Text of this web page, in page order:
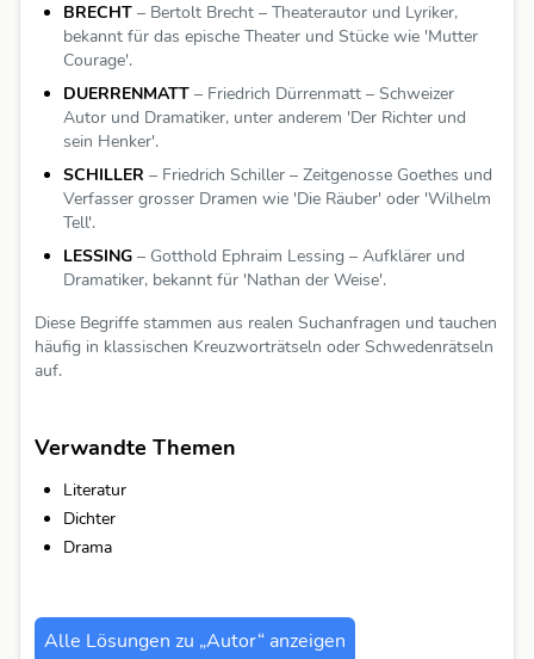
BRECHT – Bertolt Brecht – Theaterautor und Lyriker,
bekannt für das epische Theater und Stücke wie 'Mutter
Courage'.
DUERRENMATT – Friedrich Dürrenmatt – Schweizer
Autor und Dramatiker, unter anderem 'Der Richter und
sein Henker'.
SCHILLER – Friedrich Schiller – Zeitgenosse Goethes und
Verfasser grosser Dramen wie 'Die Räuber' oder 'Wilhelm
Tell'.
LESSING – Gotthold Ephraim Lessing – Aufklärer und
Dramatiker, bekannt für 'Nathan der Weise'.
Diese Begriffe stammen aus realen Suchanfragen und tauchen
häufig in klassischen Kreuzworträtseln oder Schwedenrätseln
auf.
Verwandte Themen
Literatur
Dichter
Drama
Alle Lösungen zu „Autor“ anzeigen